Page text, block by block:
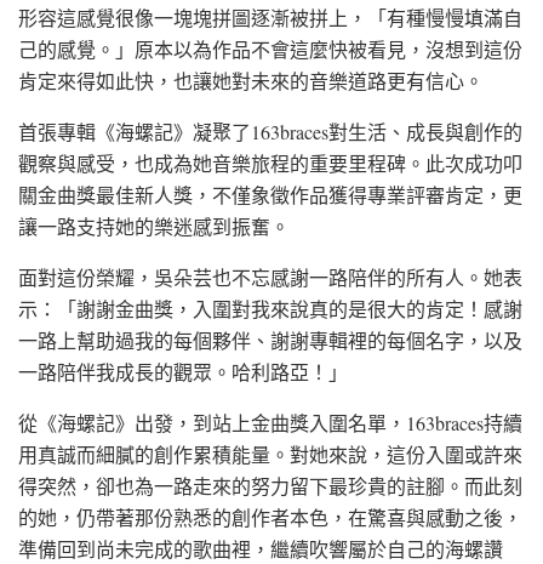
形容這感覺很像一塊塊拼圖逐漸被拼上，「有種慢慢填滿自
己的感覺。」原本以為作品不會這麼快被看見，沒想到這份
肯定來得如此快，也讓她對未來的音樂道路更有信心。
首張專輯《海螺記》凝聚了163braces對生活、成長與創作的
觀察與感受，也成為她音樂旅程的重要里程碑。此次成功叩
關金曲獎最佳新人獎，不僅象徵作品獲得專業評審肯定，更
讓一路支持她的樂迷感到振奮。
面對這份榮耀，吳朵芸也不忘感謝一路陪伴的所有人。她表
示：「謝謝金曲獎，入圍對我來說真的是很大的肯定！感謝
一路上幫助過我的每個夥伴、謝謝專輯裡的每個名字，以及
一路陪伴我成長的觀眾。哈利路亞！」
從《海螺記》出發，到站上金曲獎入圍名單，163braces持續
用真誠而細膩的創作累積能量。對她來說，這份入圍或許來
得突然，卻也為一路走來的努力留下最珍貴的註腳。而此刻
的她，仍帶著那份熟悉的創作者本色，在驚喜與感動之後，
準備回到尚未完成的歌曲裡，繼續吹響屬於自己的海螺讚